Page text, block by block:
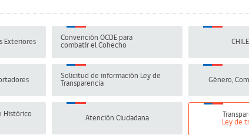
Exteriores
Convención OCDE para
combatir el Cohecho
Solicitud de información Ley de
Transparencia
Género,
Histórico
Atención Ciudadana
Ley de